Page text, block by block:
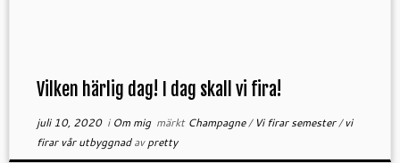
Vilken härlig dag! I dag skall vi fira!
juli 10, 2020i Om mig märkt Champagne/ Vi firar semester/vi
firar vår utbyggnadavpretty